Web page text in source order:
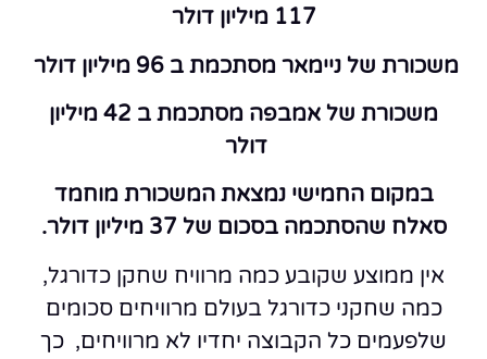
117 מיליון דולר
משכורת של ניימאר מסתכמת ב 96 מיליון דולר
משכורת של אמבפה מסתכמת ב 42 מיליון
דולר
במקום החמישי נמצאת המשכורת מוחמד
סאלח שהסתכמה בסכום של 37 מיליון דולר.
אין ממוצע שקובע כמה מרוויח שחקן כדורגל,
כמה שחקני כדורגל בעולם מרוויחים סכומים
שלפעמים כל הקבוצה יחדיו לא מרוויחים, כך